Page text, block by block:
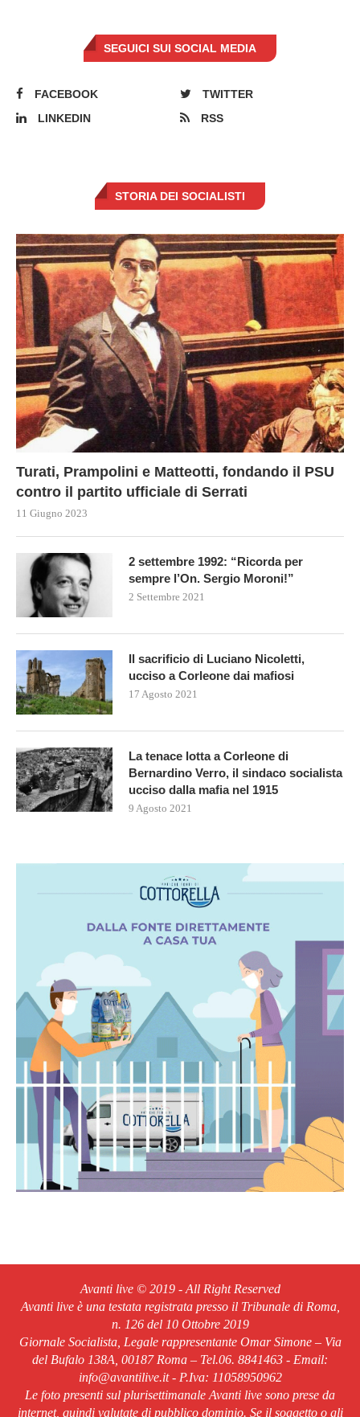
SEGUICI SUI SOCIAL MEDIA
FACEBOOK
TWITTER
LINKEDIN
RSS
STORIA DEI SOCIALISTI
Turati, Prampolini e Matteotti, fondando il PSU
contro il partito ufficiale di Serrati
11 Giugno 2023
2 settembre 1992: “Ricorda per
sempre l’On. Sergio Moroni!”
2 Settembre 2021
Il sacrificio di Luciano Nicoletti,
ucciso a Corleone dai mafiosi
17 Agosto 2021
La tenace lotta a Corleone di
Bernardino Verro, il sindaco socialista
ucciso dalla mafia nel 1915
9 Agosto 2021
Avanti live © 2019 - All Right Reserved
Avanti live è una testata registrata presso il Tribunale di Roma,
n. 126 del 10 Ottobre 2019
Giornale Socialista, Legale rappresentante Omar Simone – Via
del Bufalo 138A, 00187 Roma – Tel.06. 8841463 - Email:
info@avantilive.it - P.Iva: 11058950962
Le foto presenti sul plurisettimanale Avanti live sono prese da
internet, quindi valutate di pubblico dominio. Se il soggetto o gli